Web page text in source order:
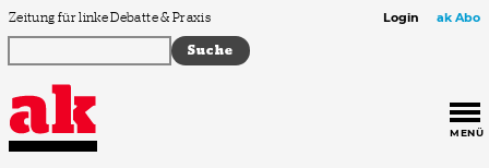
Zum Inhalt springen
Zeitung für linke Debatte & Praxis Login ak Abo
MENÜ